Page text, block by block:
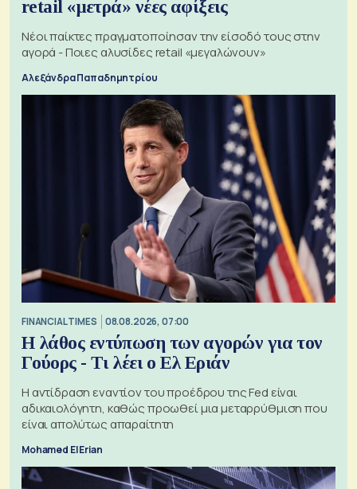
retail «μετρά» νέες αφίξεις
Νέοι παίκτες πραγματοποίησαν την είσοδό τους στην
αγορά - Ποιες αλυσίδες retail «μεγαλώνουν»
Αλεξάνδρα Παπαδημητρίου
FINANCIAL TIMES 08.08.2026, 07:00
Η λάθος εντύπωση των αγορών για τον
Γούορς - Τι λέει ο Ελ Εριάν
Η αντίδραση εναντίον του προέδρου της Fed είναι
αδικαιολόγητη, καθώς προωθεί μια μεταρρύθμιση που
είναι απολύτως απαραίτητη
Mohamed El Erian